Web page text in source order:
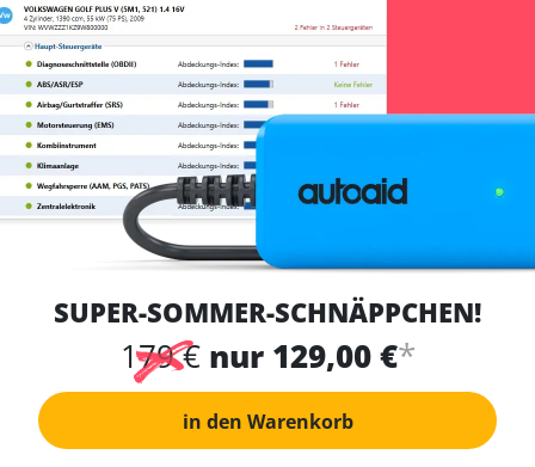
SUPER-SOMMER-SCHNÄPPCHEN!
179 € nur 129,00 €*
in den Warenkorb